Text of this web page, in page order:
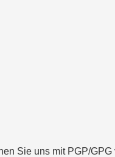
Sie uns mit PGP/